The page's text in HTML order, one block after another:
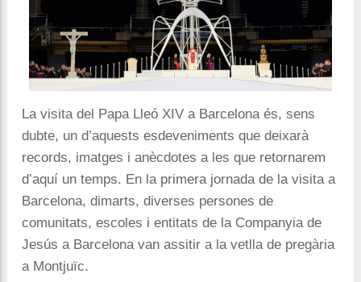
La visita del Papa Lleó XIV a Barcelona és, sens
dubte, un d’aquests esdeveniments que deixarà
records, imatges i anècdotes a les que retornarem
d’aquí un temps. En la primera jornada de la visita a
Barcelona, dimarts, diverses persones de
comunitats, escoles i entitats de la Companyia de
Jesús a Barcelona van assitir a la vetlla de pregària
a Montjuïc.